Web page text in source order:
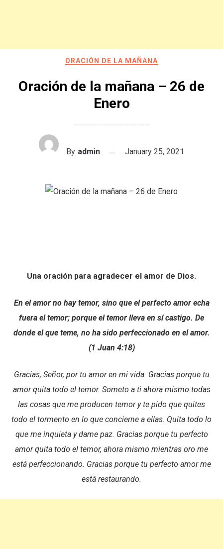
ORACIÓN DE LA MAÑANA
Oración de la mañana – 26 de
Enero
By admin January 25, 2021
Una oración para agradecer el amor de Dios.
En el amor no hay temor, sino que el perfecto amor echa
fuera el temor; porque el temor lleva en sí castigo. De
donde el que teme, no ha sido perfeccionado en el amor.
(1 Juan 4:18)
Gracias, Señor, por tu amor en mi vida. Gracias porque tu
amor quita todo el temor. Someto a ti ahora mismo todas
las cosas que me producen temor y te pido que quites
todo el tormento en lo que concierne a ellas. Quita todo lo
que me inquieta y dame paz. Gracias porque tu perfecto
amor quita todo el temor, ahora mismo mientras oro me
está perfeccionando. Gracias porque tu perfecto amor me
está restaurando.